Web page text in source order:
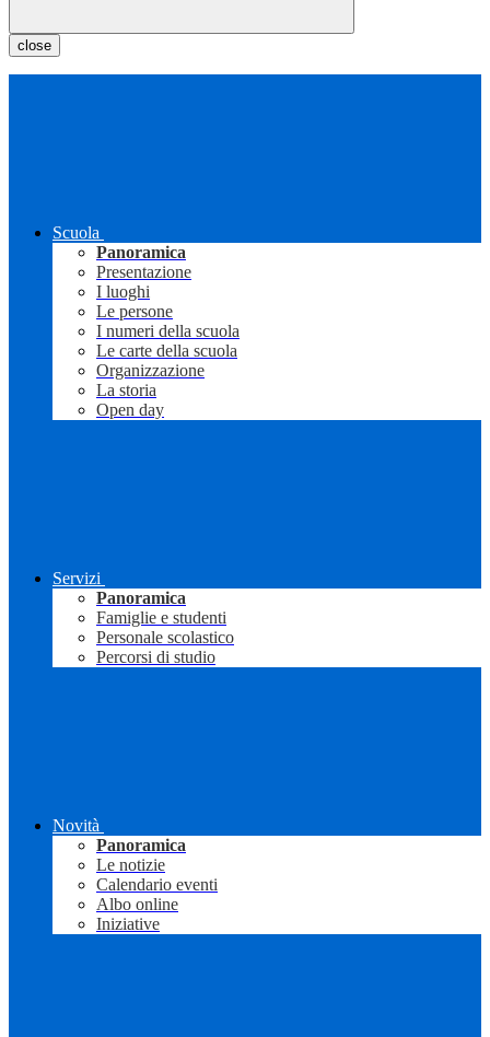
close
Scuola
Panoramica
Presentazione
I luoghi
Le persone
I numeri della scuola
Le carte della scuola
Organizzazione
La storia
Open day
Servizi
Panoramica
Famiglie e studenti
Personale scolastico
Percorsi di studio
Novità
Panoramica
Le notizie
Calendario eventi
Albo online
Iniziative